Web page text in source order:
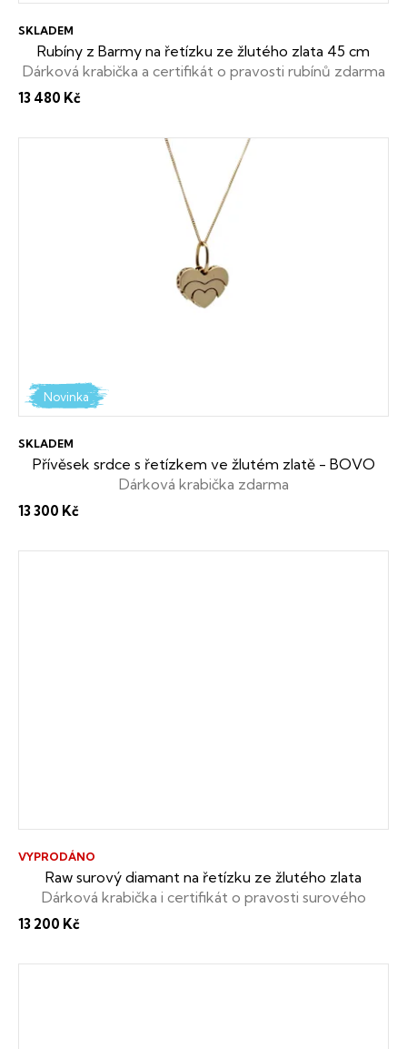
Rubíny z Barmy na řetízku ze žlutého zlata 45 cm
Dárková krabička a certifikát o pravosti rubínů zdarma
SKLADEM
13 480 Kč
Novinka
Přívěsek srdce s řetízkem ve žlutém zlatě - BOVO
Dárková krabička zdarma
SKLADEM
13 300 Kč
Raw surový diamant na řetízku ze žlutého zlata
Dárková krabička i certifikát o pravosti surového
VYPRODÁNO
13 200 Kč